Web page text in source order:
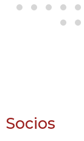
Socios